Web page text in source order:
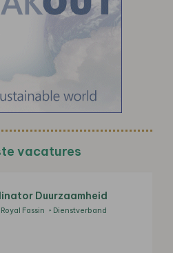
vacatures
Duurzaamheid
Royal Fassin Dienstverband